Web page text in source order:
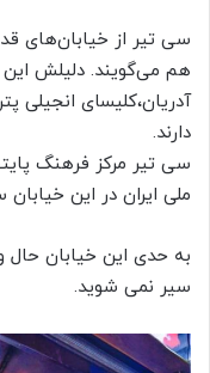
سی تیر از خیابان‌های
هم می‌گویند. دلیلش
آدریان،کلیسای
دارند.
سی تیر مرکز فرهنگ
ملی ایران در این
به حدی این خیابان حال
سیر نمی شوید.